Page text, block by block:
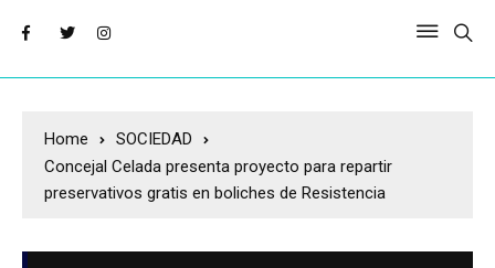
Home
SOCIEDAD
Concejal Celada presenta proyecto para repartir
preservativos gratis en boliches de Resistencia